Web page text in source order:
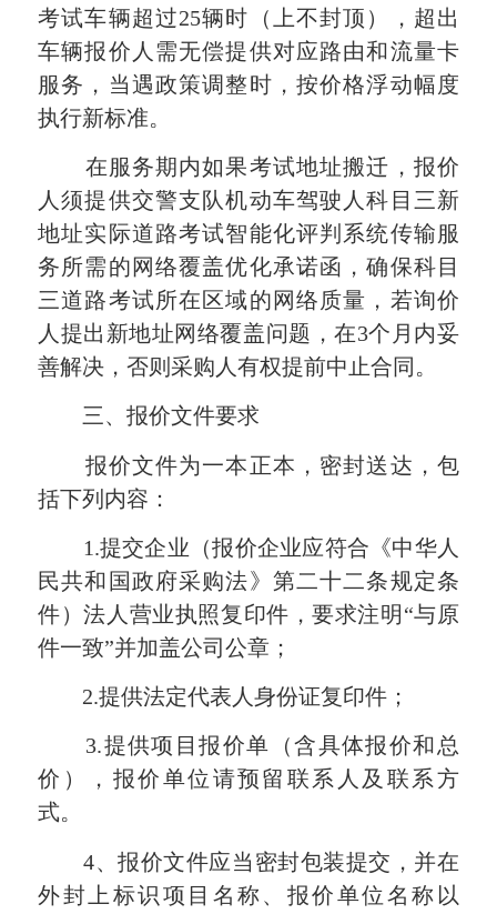
考试车辆超过25辆时（上不封顶），超出
车辆报价人需无偿提供对应路由和流量卡
服务，当遇政策调整时，按价格浮动幅度
执行新标准。
在服务期内如果考试地址搬迁，报价
人须提供交警支队机动车驾驶人科目三新
地址实际道路考试智能化评判系统传输服
务所需的网络覆盖优化承诺函，确保科目
三道路考试所在区域的网络质量，若询价
人提出新地址网络覆盖问题，在3个月内妥
善解决，否则采购人有权提前中止合同 。
三、报价文件要求
报价文件为一本正本，密封送达，包
括下列内容：
1.提交企业（报价企业应符合《中华人
民共和国政府采购法》第二十二条规定条
件）法人营业执照复印件，要求注明“与原
件一致”并加盖公司公章；
2.提供法定代表人身份证复印件；
3.提供项目报价单（含具体报价和总
价），报价单位请预留联系人及联系方
式。
4、报价文件应当密封包装提交，并在
外封上标识项目名称、报价单位名称以